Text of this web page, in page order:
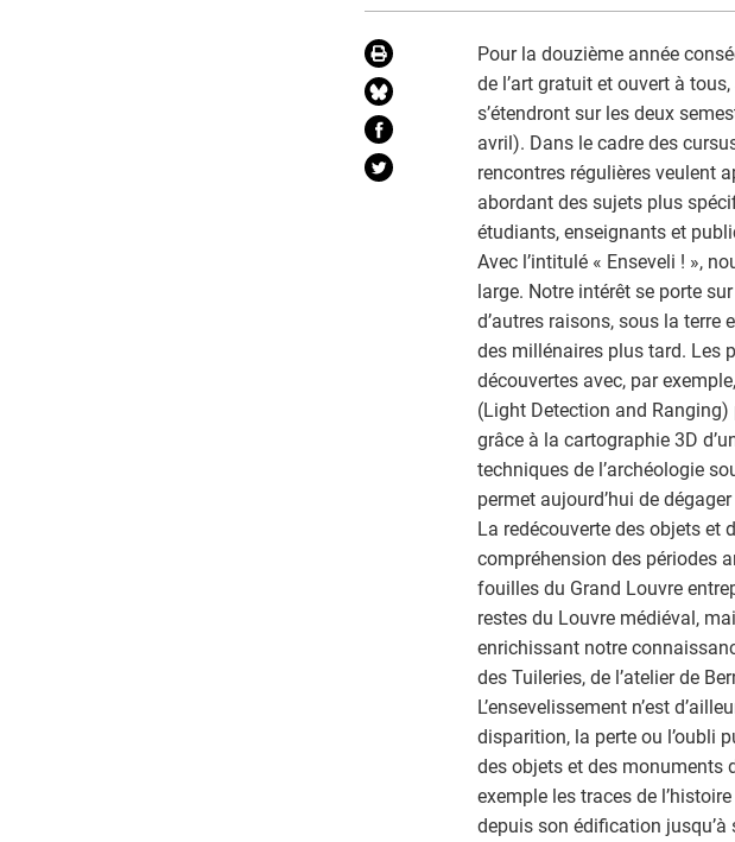
Pour la douzième année
de l’art gratuit et ouvert à
s’étendront sur les deux
avril). Dans le cadre des
rencontres régulières veulent
abordant des sujets plus
étudiants, enseignants et
Avec l’intitulé « Enseveli ! »,
large. Notre intérêt se porte
d’autres raisons, sous la terre
des millénaires plus tard. Les
découvertes avec, par
(Light Detection and Ranging)
grâce à la cartographie 3D
techniques de l’archéologie
permet aujourd’hui de
La redécouverte des objets et
compréhension des périodes
fouilles du Grand Louvre
restes du Louvre médiéval,
enrichissant notre
des Tuileries, de l’atelier de
L’ensevelissement n’est
disparition, la perte ou l’oubli
des objets et des monuments
exemple les traces de
depuis son édification